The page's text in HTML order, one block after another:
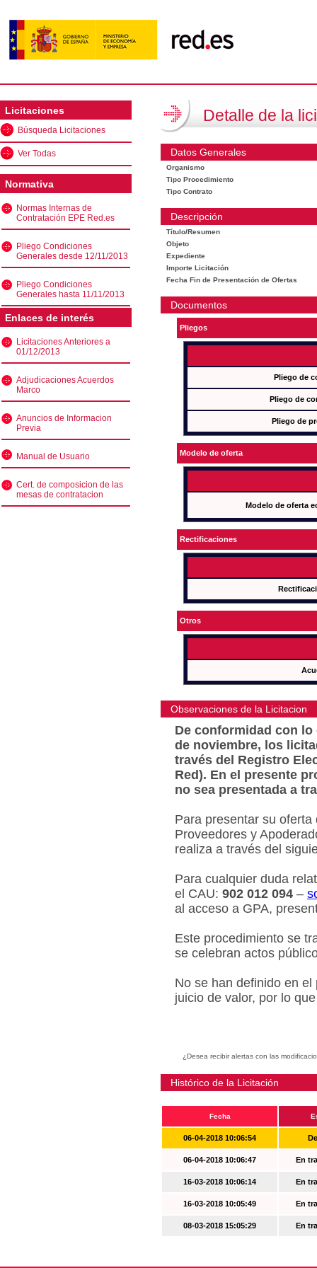
Licitaciones
Búsqueda Licitaciones
Ver Todas
Normativa
Normas Internas de
Contratación EPE Red.es
Pliego Condiciones
Generales desde 12/11/2013
Pliego Condiciones
Generales hasta 11/11/2013
Enlaces de interés
Licitaciones Anteriores a
01/12/2013
Adjudicaciones Acuerdos
Marco
Anuncios de Informacion
Previa
Manual de Usuario
Cert. de composicion de las
mesas de contratacion
Detalle de la
Datos Generales
Organismo
Tipo Procedimiento
Tipo Contrato
Descripción
Título/Resumen
Objeto
Expediente
Importe Licitación
Fecha Fin de Presentación de Ofertas
Documentos
Pliegos
Pliego de
Pliego de
Pliego de
Modelo de oferta
Modelo de oferta
Rectificaciones
Otros
Observaciones de la Licitacion
De conformidad con lo
de noviembre, los
través del Registro
Red). En el presente
no sea presentada a
Para presentar su
Proveedores y
realiza a través del
Para cualquier duda
el CAU: 902 012 094 –
al acceso a GPA,
Este procedimiento se
se celebran actos
No se han definido en
juicio de valor, por lo
¿Desea recibir alertas con las
Histórico de la Licitación
Fecha
06-04-2018 10:06:54
06-04-2018 10:06:47 En
16-03-2018 10:06:14 En
16-03-2018 10:05:49 En
08-03-2018 15:05:29 En